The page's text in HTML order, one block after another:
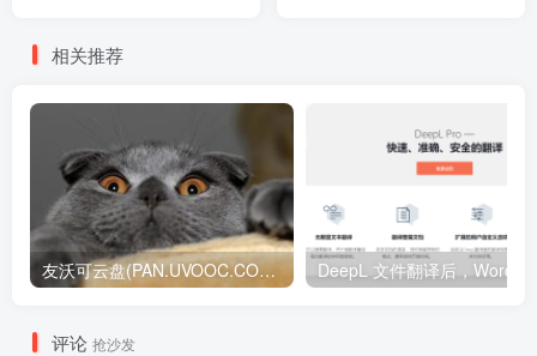
相关推荐
友沃可云盘(PAN.UVOOC.COM)如何使用及更新日志
评论 抢沙发